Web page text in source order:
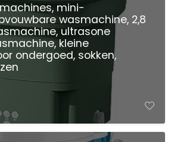
mini-
wasmachine, 2,8
ultrasone
kleine
ondergoed, sokken,